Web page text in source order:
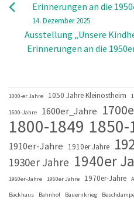
Erinnerungen an die
14. Dezember 2025
Ausstellung „Unsere
Erinnerungen an die
1000-er Jahre 1050 Jahre Kleinostheim
1600-Jahre 1600er_Jahre
1800-1849 1850-
1910er-Jahre 1910er Jahre
1930er Jahre 1940er
1960er-Jahre 1960er Jahre 1970er-Jahre
Backhaus Bahnhof Bauernkrieg